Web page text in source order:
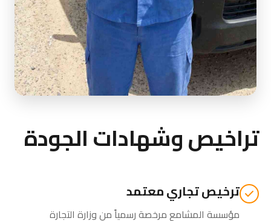
تراخيص وشهادات الجودة
ترخيص تجاري معتمد
مؤسسة المشامع مرخصة رسمياً منوزارة التجارة